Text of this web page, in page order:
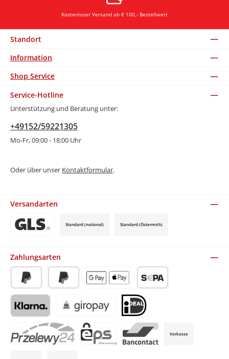
Kostenloser Versand ab € 100,- Bestellwert
Standort
Information
Shop Service
Service-Hotline
Unterstützung und Beratung unter:
+49152/59221305
Mo-Fr, 09:00 - 18:00 Uhr
Oder über unser Kontaktformular.
Versandarten
Standard (national) Standard (Österreich)
Zahlungsarten
PayPal Später BezahlenApple Pay / Google Pay (via Stripe)
SEPA-Lastschrift (via Stripe)
Klarna (via Stripe)Giropay (via Stripe) iDeal (via Stripe)
Vorkasse